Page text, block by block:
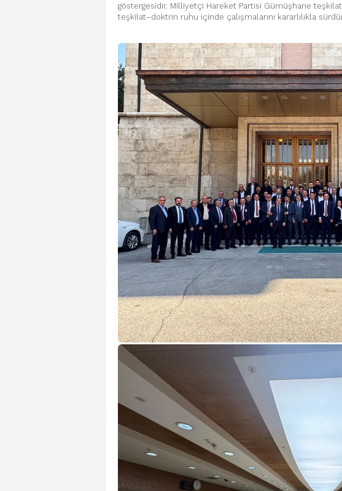
göstergesidir. Milliyetçi Hareket Partisi Gümüşhane
teşkilat–doktrin ruhu içinde çalışmalarını kararlılıkla